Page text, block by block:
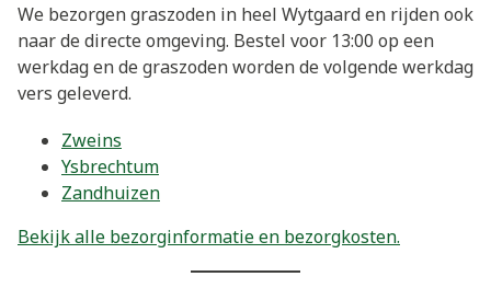
We bezorgen graszoden in heel Wytgaard en rijden ook
naar de directe omgeving. Bestel voor 13:00 op een
werkdag en de graszoden worden de volgende werkdag
vers geleverd.
Zweins
Ysbrechtum
Zandhuizen
Bekijk alle bezorginformatie en bezorgkosten.